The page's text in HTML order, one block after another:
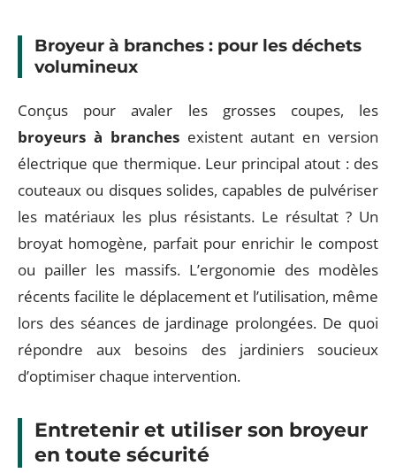
Broyeur à branches : pour les déchets
volumineux
Conçus pour avaler les grosses coupes, les
broyeurs à branchesexistent autant en version
électrique que thermique. Leur principal atout : des
couteaux ou disques solides, capables de pulvériser
les matériaux les plus résistants. Le résultat ? Un
broyat homogène, parfait pour enrichir le compost
ou pailler les massifs. L’ergonomie des modèles
récents facilite le déplacement et l’utilisation, même
lors des séances de jardinage prolongées. De quoi
répondre aux besoins des jardiniers soucieux
d’optimiser chaque intervention.
Entretenir et utiliser son broyeur
en toute sécurité